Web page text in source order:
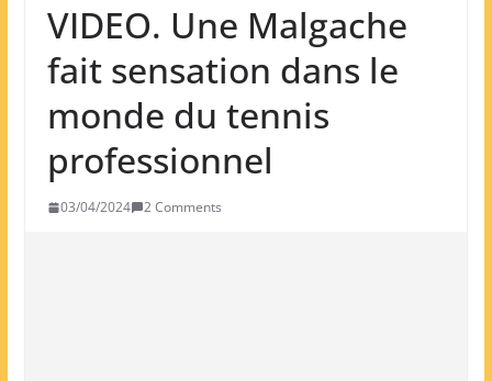
VIDEO. Une Malgache
fait sensation dans le
monde du tennis
professionnel
03/04/2024 2 Comments